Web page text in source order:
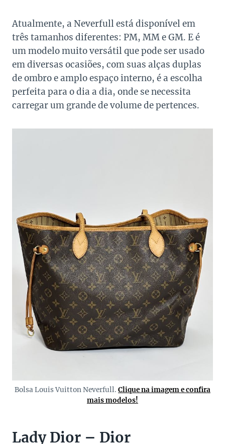
Atualmente, a Neverfull está disponível em
três tamanhos diferentes: PM, MM e GM. E é
um modelo muito versátil que pode ser usado
em diversas ocasiões, com suas alças duplas
de ombro e amplo espaço interno, é a escolha
perfeita para o dia a dia, onde se necessita
carregar um grande de volume de pertences.
Bolsa Louis Vuitton Neverfull. Clique na imagem e confira
mais modelos!
Lady Dior – Dior